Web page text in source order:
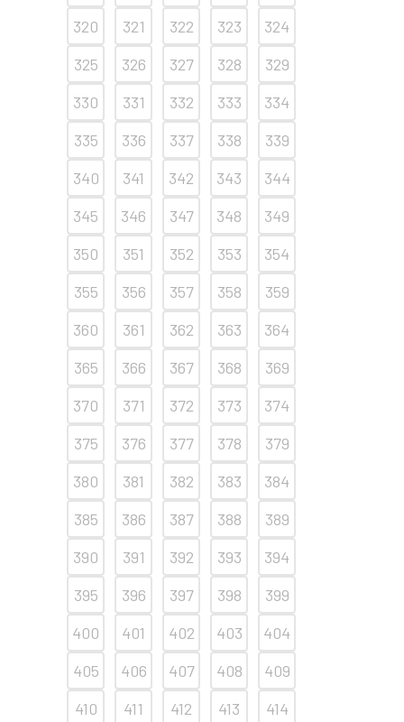
320
321 322 323
324
325
326 327 328
329
330
331 332 333
334
335
336 337 338
339
340
341 342 343
344
345
346 347 348
349
350
351 352 353
354
355
356 357 358
359
360
361 362 363
364
365
366 367 368
369
370
371 372 373
374
375
376 377 378
379
380
381 382 383
384
385
386 387 388
389
390
391 392 393
394
395
396 397 398
399
400
401 402 403
404
405
406 407 408
409
410
411 412 413 414